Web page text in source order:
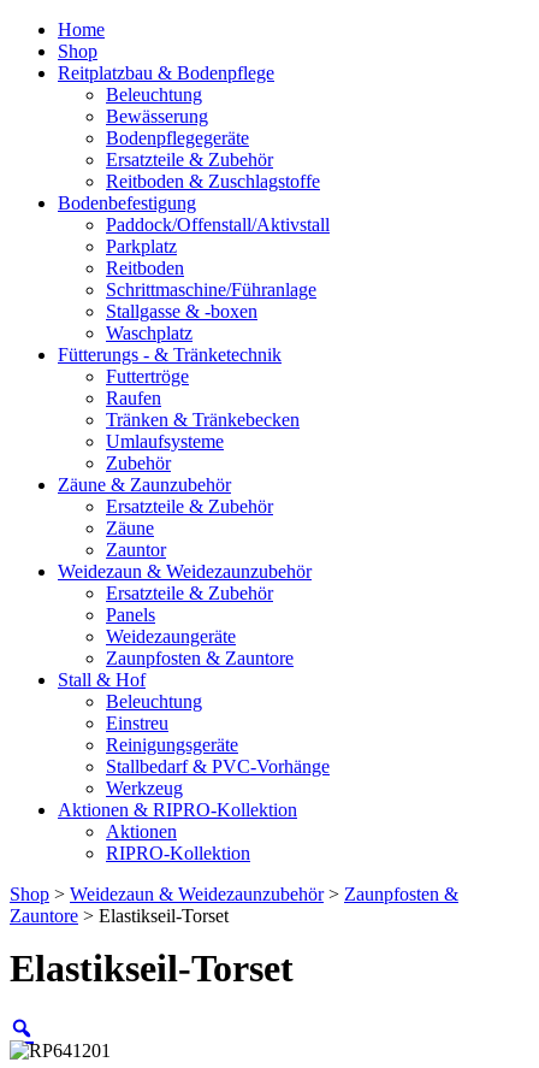
Home
Shop
Reitplatzbau & Bodenpflege
Beleuchtung
Bewässerung
Bodenpflegegeräte
Ersatzteile & Zubehör
Reitboden & Zuschlagstoffe
Bodenbefestigung
Paddock/Offenstall/Aktivstall
Parkplatz
Reitboden
Schrittmaschine/Führanlage
Stallgasse & -boxen
Waschplatz
Fütterungs - & Tränketechnik
Futtertröge
Raufen
Tränken & Tränkebecken
Umlaufsysteme
Zubehör
Zäune & Zaunzubehör
Ersatzteile & Zubehör
Zäune
Zauntor
Weidezaun & Weidezaunzubehör
Ersatzteile & Zubehör
Panels
Weidezaungeräte
Zaunpfosten & Zauntore
Stall & Hof
Beleuchtung
Einstreu
Reinigungsgeräte
Stallbedarf & PVC-Vorhänge
Werkzeug
Aktionen & RIPRO-Kollektion
Aktionen
RIPRO-Kollektion
Shop > Weidezaun & Weidezaunzubehör> Zaunpfosten &
Zauntore > Elastikseil-Torset
Elastikseil-Torset